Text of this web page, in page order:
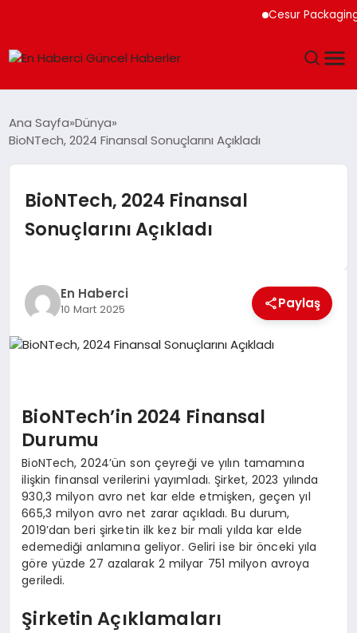
Cesur Packaging,
SAĞLIK
TEKNOLOJI
DÜNYA
SIYASET
Ana Sayfa Dünya
BioNTech, 2024 Finansal Sonuçlarını Açıkladı
BioNTech, 2024 Finansal
Sonuçlarını Açıkladı
En Haberci
10 Mart 2025 Paylaş
BioNTech’in 2024 Finansal
Durumu
BioNTech, 2024’ün son çeyreği ve yılın tamamına
ilişkin finansal verilerini yayımladı. Şirket, 2023 yılında
930,3 milyon avro net kar elde etmişken, geçen yıl
665,3 milyon avro net zarar açıkladı. Bu durum,
2019’dan beri şirketin ilk kez bir mali yılda kar elde
edemediği anlamına geliyor. Geliri ise bir önceki yıla
göre yüzde 27 azalarak 2 milyar 751 milyon avroya
geriledi.
Şirketin Açıklamaları